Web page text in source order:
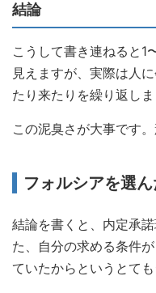
結論
こうして書き連ねると1
見えますが、実際は人
たり来たりを繰り返しま
この泥臭さが大事です。
フォルシアを選
結論を書くと、内定承
た、自分の求める条件
ていたからというとて